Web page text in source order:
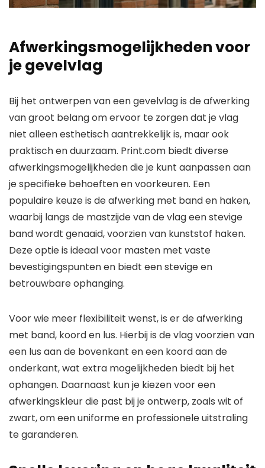
Afwerkingsmogelijkheden voor
je gevelvlag
Bij het ontwerpen van een gevelvlag is de afwerking
van groot belang om ervoor te zorgen dat je vlag
niet alleen esthetisch aantrekkelijk is, maar ook
praktisch en duurzaam. Print.com biedt diverse
afwerkingsmogelijkheden die je kunt aanpassen aan
je specifieke behoeften en voorkeuren. Een
populaire keuze is de afwerking met band en haken,
waarbij langs de mastzijde van de vlag een stevige
band wordt genaaid, voorzien van kunststof haken.
Deze optie is ideaal voor masten met vaste
bevestigingspunten en biedt een stevige en
betrouwbare ophanging.
Voor wie meer flexibiliteit wenst, is er de afwerking
met band, koord en lus. Hierbij is de vlag voorzien van
een lus aan de bovenkant en een koord aan de
onderkant, wat extra mogelijkheden biedt bij het
ophangen. Daarnaast kun je kiezen voor een
afwerkingskleur die past bij je ontwerp, zoals wit of
zwart, om een uniforme en professionele uitstraling
te garanderen.